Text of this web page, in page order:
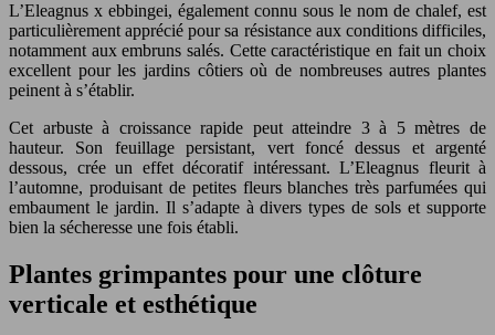
L’Eleagnus x ebbingei, également connu sous le nom de chalef, est
particulièrement apprécié pour sa résistance aux conditions difficiles,
notamment aux embruns salés. Cette caractéristique en fait un choix
excellent pour les jardins côtiers où de nombreuses autres plantes
peinent à s’établir.
Cet arbuste à croissance rapide peut atteindre 3 à 5 mètres de
hauteur. Son feuillage persistant, vert foncé dessus et argenté
dessous, crée un effet décoratif intéressant. L’Eleagnus fleurit à
l’automne, produisant de petites fleurs blanches très parfumées qui
embaument le jardin. Il s’adapte à divers types de sols et supporte
bien la sécheresse une fois établi.
Plantes grimpantes pour une clôture
verticale et esthétique